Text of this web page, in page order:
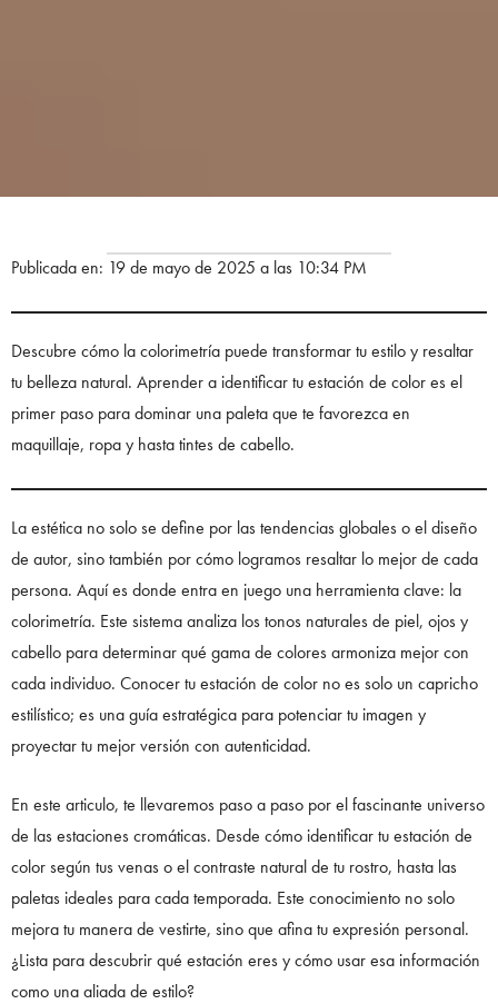
Publicada en: 19 de mayo de 2025 a las 10:34 PM
Descubre cómo la colorimetría puede transformar tu estilo y resaltar
tu belleza natural. Aprender a identificar tu estación de color es el
primer paso para dominar una paleta que te favorezca en
maquillaje, ropa y hasta tintes de cabello.
La estética no solo se define por las tendencias globales o el diseño
de autor, sino también por cómo logramos resaltar lo mejor de cada
persona. Aquí es donde entra en juego una herramienta clave: la
colorimetría. Este sistema analiza los tonos naturales de piel, ojos y
cabello para determinar qué gama de colores armoniza mejor con
cada individuo. Conocer tu estación de color no es solo un capricho
estilístico; es una guía estratégica para potenciar tu imagen y
proyectar tu mejor versión con autenticidad.
En este articulo, te llevaremos paso a paso por el fascinante universo
de las estaciones cromáticas. Desde cómo identificar tu estación de
color según tus venas o el contraste natural de tu rostro, hasta las
paletas ideales para cada temporada. Este conocimiento no solo
mejora tu manera de vestirte, sino que afina tu expresión personal.
¿Lista para descubrir qué estación eres y cómo usar esa información
como una aliada de estilo?